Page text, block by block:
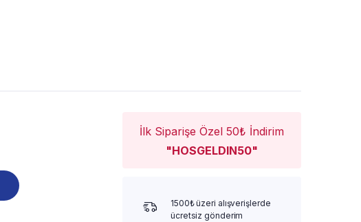
İlk Siparişe Özel 50₺ İndirim
"HOSGELDIN50"
1500₺ üzeri alışverişlerde
ücretsiz gönderim